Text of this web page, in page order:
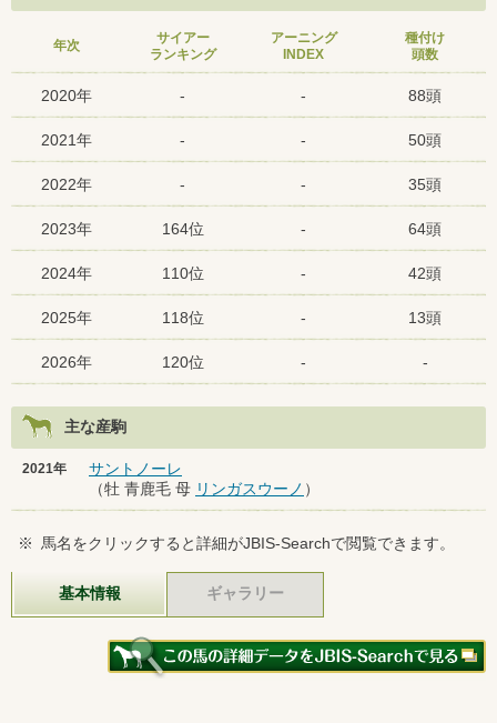
年次
サイアー
ランキング
アーニング
INDEX
種付け
頭数
2020年 - - 88頭
2021年 - - 50頭
2022年 - - 35頭
2023年 164位 - 64頭
2024年 110位 - 42頭
2025年 118位 - 13頭
2026年 120位 - -
主な産駒
2021年
サントノーレ
（牡 青鹿毛 母 リンガスウーノ ）
※ 馬名をクリックすると詳細がJBIS-Searchで閲覧できます。
基本情報 ギャラリー